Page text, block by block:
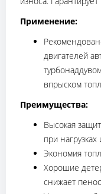
Применение:
двигателей
впрыском
Преимущества:
Высокая
при
Экономия
Хорошие
снижает